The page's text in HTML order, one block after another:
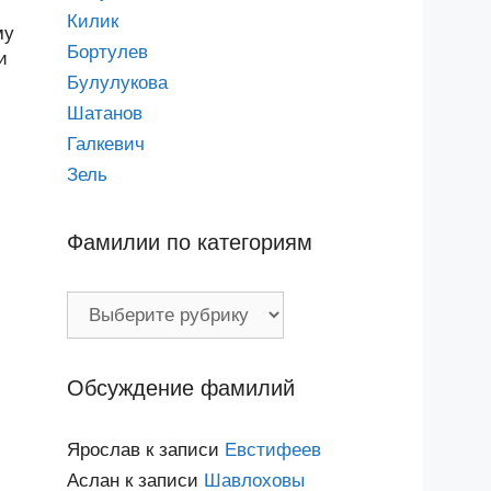
Килик
Бортулев
Булулукова
Шатанов
Галкевич
Зель
Фамилии по категориям
Обсуждение фамилий
Ярослав к записи Евстифеев
Аслан к записи Шавлоховы